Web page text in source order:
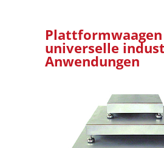
universelle
Anwendungen